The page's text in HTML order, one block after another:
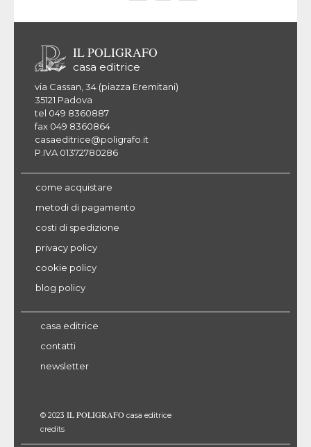
IL POLIGRAFO
casa editrice
via Cassan, 34 (piazza Eremitani)
35121 Padova
tel 049 8360887
fax 049 8360864
casaeditrice@poligrafo.it
P.IVA 01372780286
come acquistare
metodi di pagamento
costi di spedizione
privacy policy
cookie policy
blog policy
casa editrice
contatti
newsletter
© 2023 IL POLIGRAFO casa editrice
credits